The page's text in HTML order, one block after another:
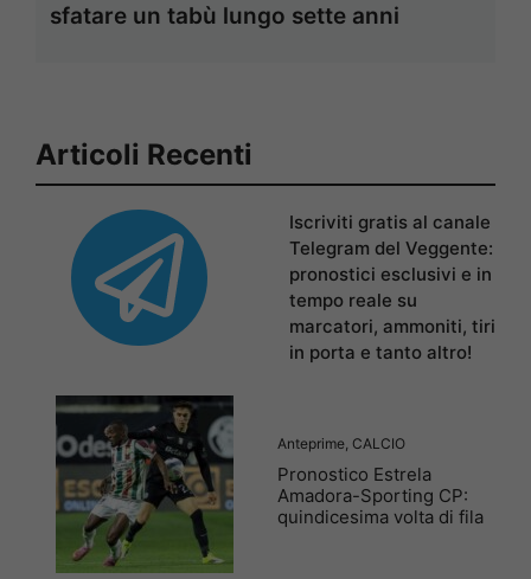
sfatare un tabù lungo sette anni
Articoli Recenti
Iscriviti gratis al canale
Telegram del Veggente:
pronostici esclusivi e in
tempo reale su
marcatori, ammoniti, tiri
in porta e tanto altro!
Anteprime, CALCIO
Pronostico Estrela
Amadora-Sporting CP:
quindicesima volta di fila